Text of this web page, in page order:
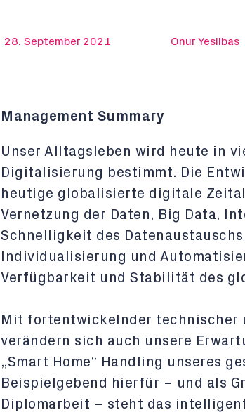
28. September 2021 Onur Yesilbas
Management Summary
Unser Alltagsleben wird heute in
Digitalisierung bestimmt. Die
heutige globalisierte digitale
Vernetzung der Daten, Big Data,
Schnelligkeit des
Individualisierung und
Verfügbarkeit und Stabilität des
Mit fortentwickelnder technischer
verändern sich auch unsere
„Smart Home“ Handling unseres
Beispielgebend hierfür – und als
Diplomarbeit – steht das